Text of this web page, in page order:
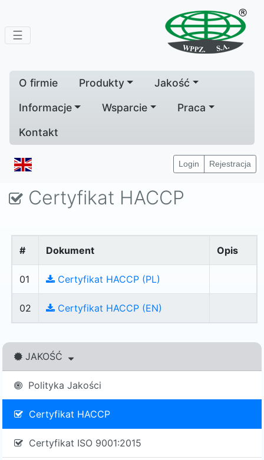
☰
O firmie Produkty
Jakość
Informacje
Wsparcie
Praca
Kontakt
Login Rejestracja
Home Certyfikat HACCP
Certyfikat HACCP
# Dokument Opis
01 Certyfikat HACCP (PL)
02 Certyfikat HACCP (EN)
JAKOŚĆ
Polityka Jakości
Certyfikat HACCP
Certyfikat ISO 9001:2015